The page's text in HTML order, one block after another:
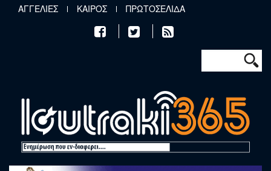
Παράκαμψη προς το κυρίως περιεχόμενο
ΑΓΓΕΛΙΕΣ ΚΑΙΡΟΣ ΠΡΩΤΟΣΕΛΙΔΑ
Φόρμα
Αναζήτηση